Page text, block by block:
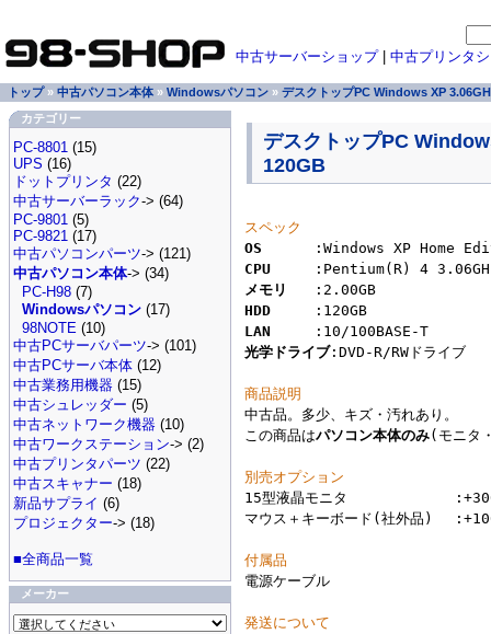
デスクトップPC
120GB
スペック
OS
CPU
メモリ
HDD
LAN
光学ドライブ:DVD-R/RWドライブ
商品説明
中古品。多少、キズ・汚れあり。
この商品はパソコン本体のみ(モニタ
別売オプション
15型液晶モニタ		:+3000円
マウス＋キーボード(社外品)	:+1000円
付属品
電源ケーブル
発送について
中古サーバーショップ| 中古プリンタ
トップ» 中古パソコン本体 » Windowsパソコン » デスクトップPC Windows XP
カテゴリー
PC-8801 (15)
UPS (16)
ドットプリンタ (22)
中古サーバーラック-> (64)
PC-9801 (5)
PC-9821 (17)
中古パソコンパーツ-> (121)
中古パソコン本体-> (34)
PC-H98 (7)
Windowsパソコン (17)
98NOTE (10)
中古PCサーバパーツ-> (101)
中古PCサーバ本体 (12)
中古業務用機器 (15)
中古シュレッダー (5)
中古ネットワーク機器 (10)
中古ワークステーション-> (2)
中古プリンタパーツ (22)
中古スキャナー (18)
新品サプライ (6)
プロジェクター-> (18)
■全商品一覧
メーカー